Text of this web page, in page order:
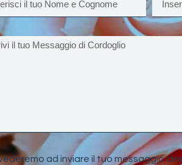
ad inviare il tuo messaggio